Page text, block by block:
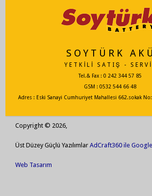
S O Y T Ü R K A K Ü
Y E T K İ L İ S A T I Ş - S E R V İ
Tel.& Fax : 0 242 344 57 85
GSM : 0532 544 66 48
Adres : Eski Sanayi Cumhuriyet Mahallesi 662.sokak
Copyright © 2026,
Üst Düzey Güçlü YazılımlarAdCraft360 ile
Web Tasarım